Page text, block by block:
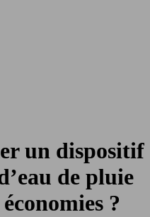
un dispositif
de pluie
?